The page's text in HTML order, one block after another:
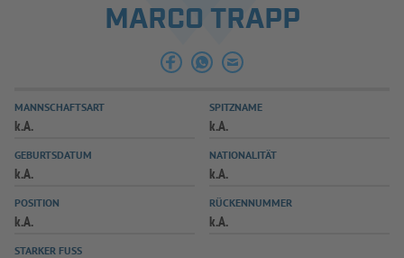
AUSBILDUNG & FÖRDERUNG
SPIELPLUS
MARCO TRAPP
MANNSCHAFTSART
k.A.
SPITZNAME
k.A.
GEBURTSDATUM
k.A.
NATIONALITÄT
k.A.
POSITION
k.A.
RÜCKENNUMMER
k.A.
STARKER FUSS